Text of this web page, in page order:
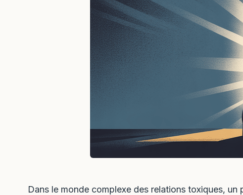
Dans le monde complexe des relations toxiques, un